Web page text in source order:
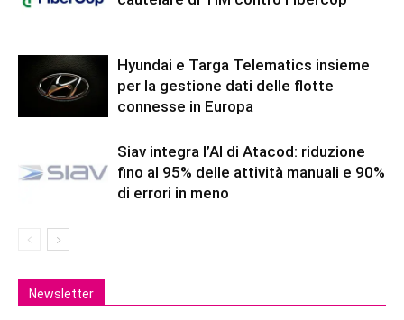
Hyundai e Targa Telematics insieme
per la gestione dati delle flotte
connesse in Europa
Siav integra l’AI di Atacod: riduzione
fino al 95% delle attività manuali e 90%
di errori in meno
Newsletter